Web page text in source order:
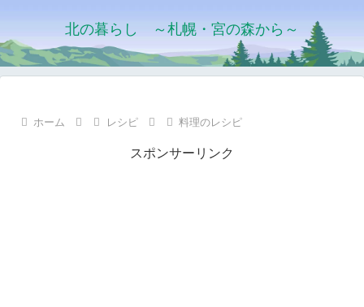
北の暮らし ～札幌・宮の森から～
ホーム レシピ 料理のレシピ
スポンサーリンク